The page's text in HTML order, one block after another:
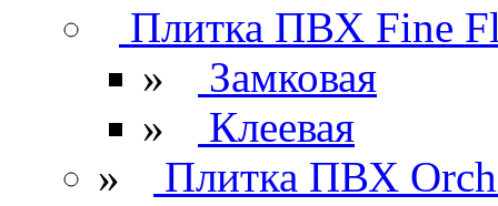
Плитка ПВХ Fine
»
Замковая
»
Клеевая
»
Плитка ПВХ